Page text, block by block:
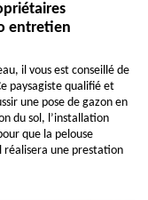
entretien
il vous est conseillé de
paysagiste qualifié et
une pose de gazon en
du sol, l’installation
que la pelouse
réalisera une prestation